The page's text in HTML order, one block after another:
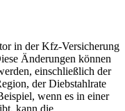
in der Kfz-Versicherung
Änderungen können
einschließlich der
der Diebstahlrate
wenn es in einer